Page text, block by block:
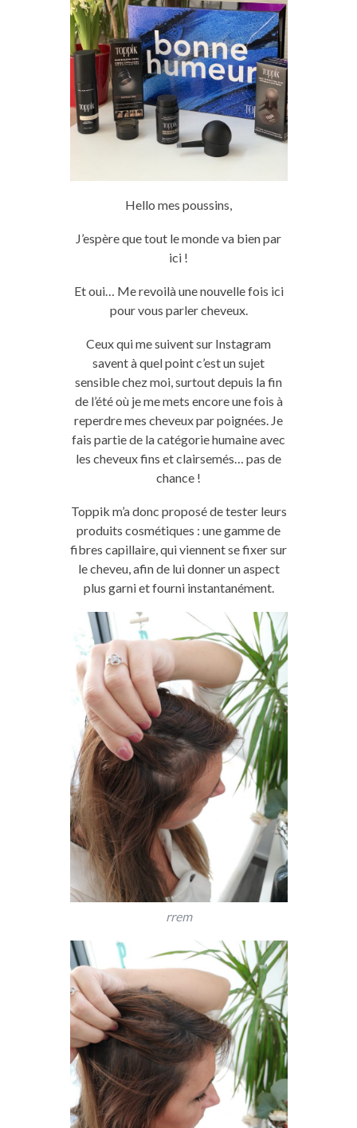
Hello mes poussins,
J’espère que tout le monde va bien par
ici !
Et oui… Me revoilà une nouvelle fois ici
pour vous parler cheveux.
Ceux qui me suivent sur Instagram
savent à quel point c’est un sujet
sensible chez moi, surtout depuis la fin
de l’été où je me mets encore une fois à
reperdre mes cheveux par poignées. Je
fais partie de la catégorie humaine avec
les cheveux fins et clairsemés… pas de
chance !
Toppik m’a donc proposé de tester leurs
produits cosmétiques : une gamme de
fibres capillaire, qui viennent se fixer sur
le cheveu, afin de lui donner un aspect
plus garni et fourni instantanément.
rrem